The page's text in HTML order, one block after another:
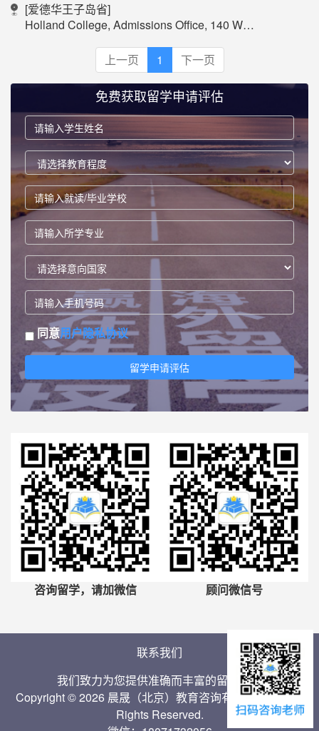
[爱德华王子岛省]
Holland College, Admissions Office, 140 Weymouth Street, Charlottetown, PE, Canada, C1A 4Z1
上一页 1 下一页
免费获取留学申请评估
同意用户隐私协议
留学申请评估
咨询留学，请加微信 顾问微信号
联系我们
我们致力为您提供准确而丰富的留学信息
Copyright © 2026 晨晟（北京）教育咨询有限公司 Inc. All
Rights Reserved.